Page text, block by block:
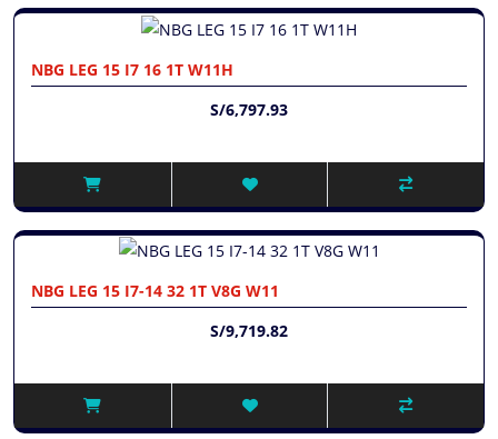
NBG LEG 15 I7 16 1T W11H
S/6,797.93
NBG LEG 15 I7-14 32 1T V8G W11
S/9,719.82